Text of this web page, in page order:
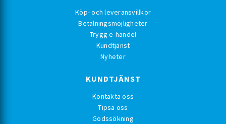
Köp- och leveransvillkor
Betalningsmöjligheter
Trygg e-handel
Kundtjänst
Nyheter
KUNDTJÄNST
Kontakta oss
Tipsa oss
Godssökning